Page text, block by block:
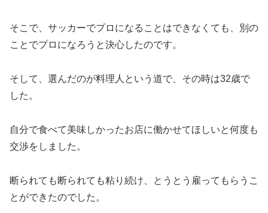
そこで、サッカーでプロになることはできなくても、別の
ことでプロになろうと決心したのです。
そして、選んだのが料理人という道で、その時は32歳で
した。
自分で食べて美味しかったお店に働かせてほしいと何度も
交渉をしました。
断られても断られても粘り続け、とうとう雇ってもらうこ
とができたのでした。